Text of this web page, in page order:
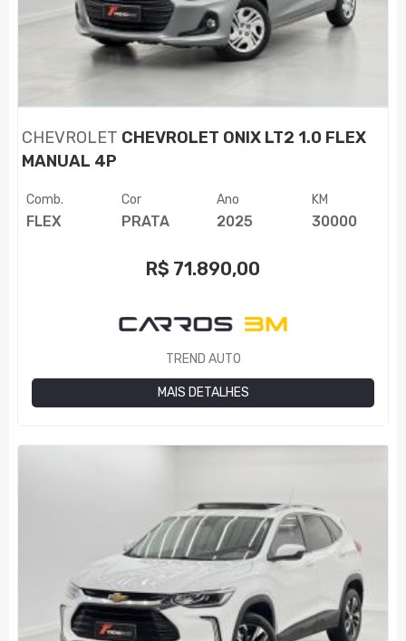
CHEVROLET CHEVROLET ONIX LT2 1.0 FLEX
MANUAL 4P
Comb.
FLEX
Cor
PRATA
Ano
2025
KM
30000
R$ 71.890,00
TREND AUTO
MAIS DETALHES